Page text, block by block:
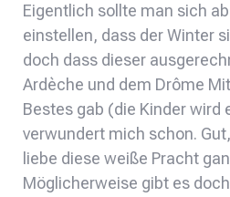
Eigentlich sollte man sich
einstellen, dass der Winter
doch dass dieser
Ardèche und dem Drôme
Bestes gab (die Kinder wird
verwundert mich schon.
liebe diese weiße Pracht
Möglicherweise gibt es